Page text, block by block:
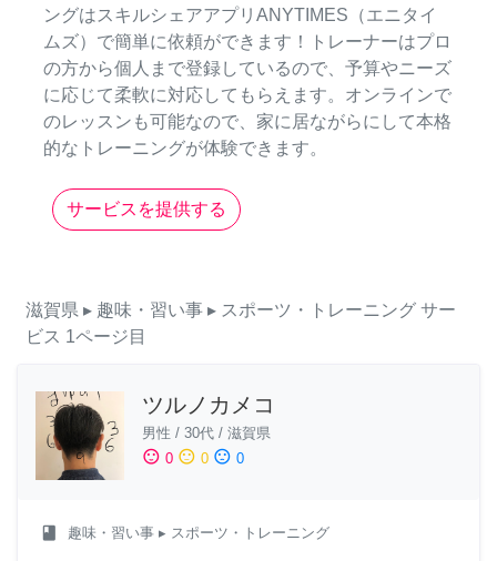
ングはスキルシェアアプリANYTIMES（エニタイ
ムズ）で簡単に依頼ができます！トレーナーはプロ
の方から個人まで登録しているので、予算やニーズ
に応じて柔軟に対応してもらえます。オンラインで
のレッスンも可能なので、家に居ながらにして本格
的なトレーニングが体験できます。
サービスを提供する
滋賀県 ▸ 趣味・習い事 ▸ スポーツ・トレーニング サー
ビス 1ページ目
ツルノカメコ
男性 / 30代 / 滋賀県
sentiment_satisfied 0 sentiment_neutral 0 sentiment_dissatisfied 0
class 趣味・習い事 ▸ スポーツ・トレーニング